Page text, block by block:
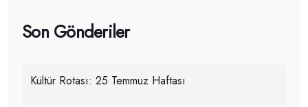
Son Gönderiler
Kültür Rotası: 25 Temmuz Haftası